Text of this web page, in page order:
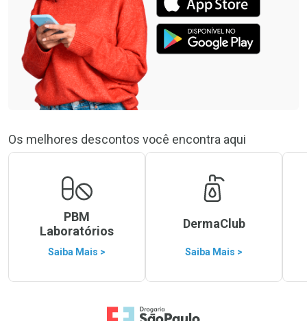
Os melhores descontos você encontra aqui
PBM
Laboratórios
Saiba Mais >
DermaClub
Saiba Mais >
Ir para a Home